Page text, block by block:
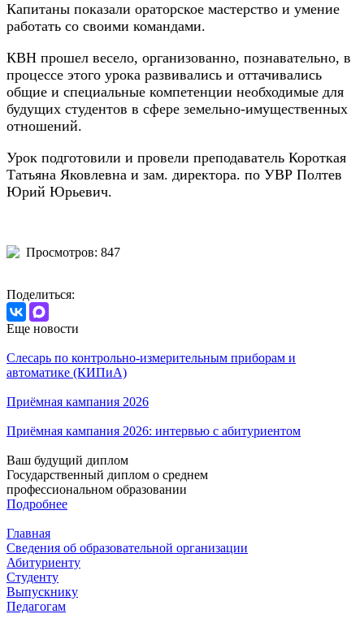
Капитаны показали ораторское мастерство и умение
работать со своими командами.
КВН прошел весело, организованно, познавательно, в
процессе этого урока развивались и оттачивались
общие и специальные компетенции необходимые для
будущих студентов в сфере земельно-имущественных
отношений.
Урок подготовили и провели преподаватель Короткая
Татьяна Яковлевна и зам. директора. по УВР Полтев
Юрий Юрьевич.
Просмотров: 847
Поделиться:
Еще новости
Слесарь по контрольно-измерительным приборам и
автоматике (КИПиА)
Приёмная кампания 2026
Приёмная кампания 2026: интервью с абитуриентом
Ваш будущий диплом
Государственный диплом о среднем
профессиональном образовании
Подробнее
Главная
Сведения об образовательной организации
Абитуриенту
Студенту
Выпускнику
Педагогам